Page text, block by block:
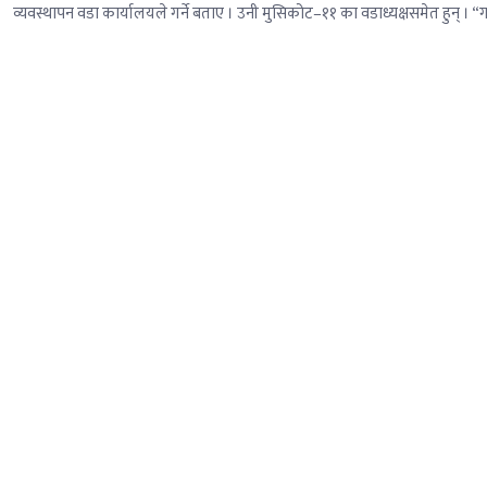
व्यवस्थापन वडा कार्यालयले गर्ने बताए । उनी मुसिकोट–११ का वडाध्यक्षसमेत हुन् ।